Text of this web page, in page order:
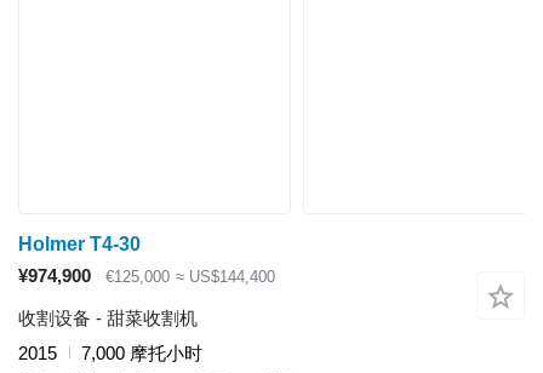
Holmer T4-30
¥974,900
€125,000 ≈ US$144,400
收割设备 - 甜菜收割机
2015
7,000 摩托小时